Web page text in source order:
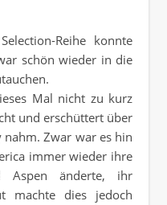
Reihe konnte
schön wieder in die
Mal nicht zu kurz
und erschüttert über
nahm. Zwar war es hin
immer wieder ihre
Aspen änderte, ihr
machte dies jedoch